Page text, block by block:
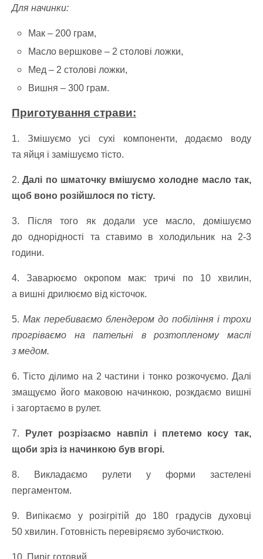
Для начинки:
Мак – 200 грам,
Масло вершкове – 2 столові ложки,
Мед – 2 столові ложки,
Вишня –300 грам.
Приготування страви:
1. Змішуємо усі сухі компоненти, додаємо воду
та яйця і замішуємо тісто.
2.Далі по шматочку вмішуємо холодне масло так,
щоб воно розійшлося по тісту.
3. Після того як додали усе масло, домішуємо
до однорідності та ставимо в холодильник на 2-3
години.
4. Заварюємо окропом мак: тричі по 10 хвилин,
а вишні дрилюємо від кісточок.
5. Мак перебиваємо блендером до побіління і трохи
прогріваємо на пательні в розтопленому маслі
з медом.
6. Тісто ділимо на 2 частини і тонко розкочуємо. Далі
змащуємо його маковою начинкою, розкдаємо вишні
і загортаємо в рулет.
7.
Рулет розрізаємо навпіл і плетемо косу так,
щоби зріз із начинкою був вгорі.
8. Викладаємо рулети у форми застелені
пергаментом.
9. Випікаємо у розігрітій до 180 градусів духовці
50 хвилин. Готовність перевіряємо зубочисткою.